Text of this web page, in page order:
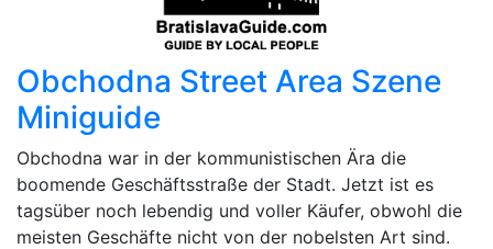
Obchodna Street Area Szene
Miniguide
Obchodna war in der kommunistischen Ära die
boomende Geschäftsstraße der Stadt. Jetzt ist es
tagsüber noch lebendig und voller Käufer, obwohl die
meisten Geschäfte nicht von der nobelsten Art sind.